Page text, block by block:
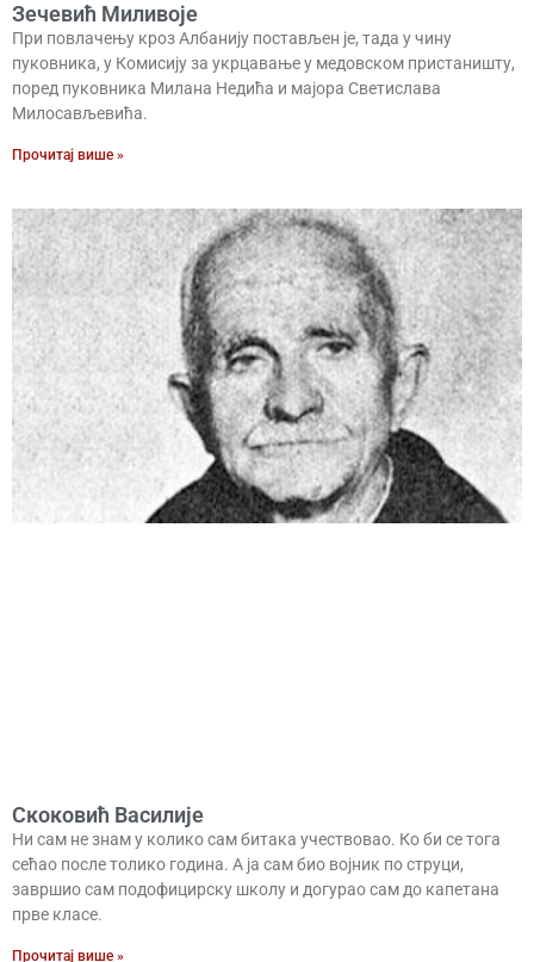
Зечевић Миливоје
При повлачењу кроз Албанију постављен је, тада у чину
пуковника, у Комисију за укрцавање у медовском пристаништу,
поред пуковника Милана Недића и мајора Светислава
Милосављевића.
Прочитај више »
Скоковић Василије
Ни сам не знам у колико сам битака учествовао. Ко би се тога
сећао после толико година. А ја сам био војник по струци,
завршио сам подофицирску школу и догурао сам до капетана
прве класе.
Прочитај више »